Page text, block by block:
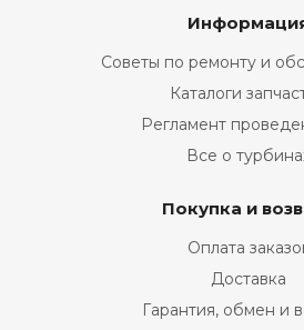
Советы по ремонту и
Каталоги
Регламент
Все о
Покупка и
Оплата
Доставка
Гарантия, обмен и